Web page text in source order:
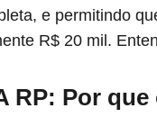
e permitindo
R$ 20 mil.
RP: Por